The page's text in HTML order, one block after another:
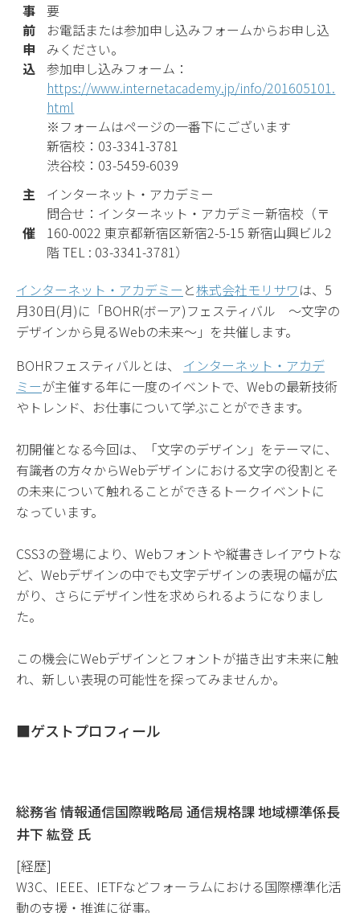
事
前
申
込
要
お電話または参加申し込みフォームからお申し込
みください。
参加申し込みフォーム：
https://www.internetacademy.jp/info/201605101.
html
※フォームはページの一番下にございます
新宿校：03-3341-3781
渋谷校：03-5459-6039
主
催
インターネット・アカデミー
問合せ：インターネット・アカデミー新宿校（〒
160-0022 東京都新宿区新宿2-5-15 新宿山興ビル2
階 TEL : 03-3341-3781）
インターネット・アカデミー と株式会社モリサワは、5
月30日(月)に「BOHR(ボーア)フェスティバル ～文字の
デザインから見るWebの未来～」を共催します。
BOHRフェスティバルとは、 インターネット・アカデ
ミーが主催する年に一度のイベントで、Webの最新技術
やトレンド、お仕事について学ぶことができます。
初開催となる今回は、「文字のデザイン」をテーマに、
有識者の方々からWebデザインにおける文字の役割とそ
の未来について触れることができるトークイベントに
なっています。
CSS3の登場により、Webフォントや縦書きレイアウトな
ど、Webデザインの中でも文字デザインの表現の幅が広
がり、さらにデザイン性を求められるようになりまし
た。
この機会にWebデザインとフォントが描き出す未来に触
れ、新しい表現の可能性を探ってみませんか。
■ゲストプロフィール
総務省 情報通信国際戦略局 通信規格課 地域標準係長
井下 紘登 氏
[経歴]
W3C、IEEE、IETFなどフォーラムにおける国際標準化活
動の支援・推進に従事。